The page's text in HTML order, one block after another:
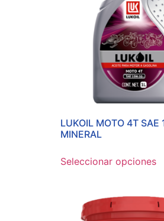
LUKOIL MOTO 4T SAE
MINERAL
Seleccionar opciones